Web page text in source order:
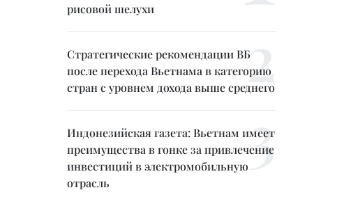
рисовой шелухи
Стратегические рекомендации ВБ
после перехода Вьетнама в категорию
стран с уровнем дохода выше среднего
Индонезийская газета: Вьетнам имеет
преимущества в гонке за привлечение
инвестиций в электромобильную
отрасль